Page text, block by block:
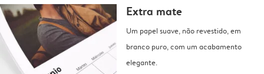
Extra mate
Um papel suave, não revestido, em
branco puro, com um acabamento
elegante.